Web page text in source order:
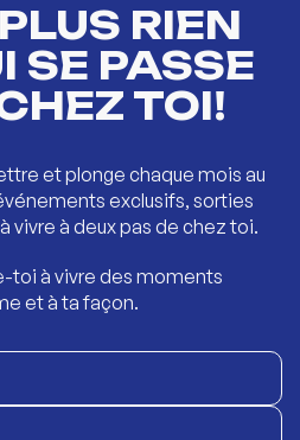
RIEN
SE PASSE
TOI!
et plonge chaque mois au
exclusifs, sorties
vivre à deux pas de chez toi.
toi à vivre des moments
et à ta façon.